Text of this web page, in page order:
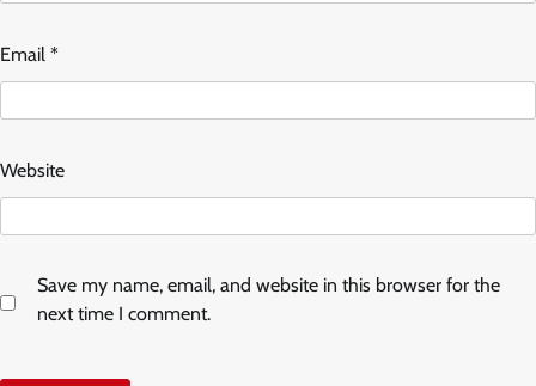
Email *
Website
Save my name, email, and website in this browser for the
next time I comment.